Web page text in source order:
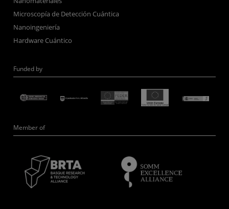
Microscopía de Detección Cuántica
Nanoingeniería
Hardware Cuántico
Funded by
Member of